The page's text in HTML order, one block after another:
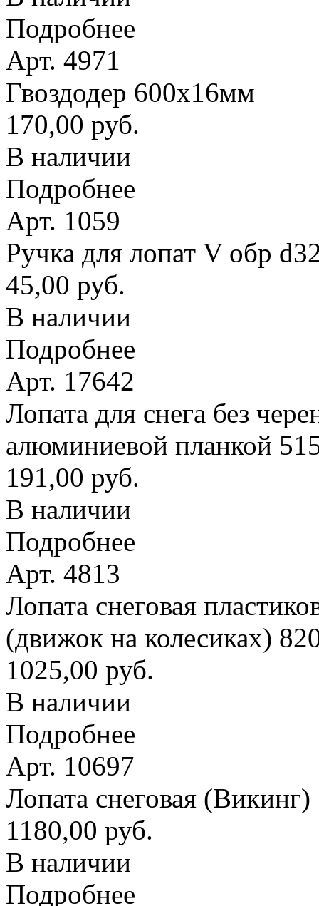
Подробнее
Арт. 4971
Гвоздодер 600х16мм
170,00 руб.
В наличии
Подробнее
Арт. 1059
Ручка для лопат V обр
45,00 руб.
В наличии
Подробнее
Арт. 17642
Лопата для снега без
алюминиевой планкой
191,00 руб.
В наличии
Подробнее
Арт. 4813
Лопата снеговая
(движок на колесиках)
1025,00 руб.
В наличии
Подробнее
Арт. 10697
Лопата снеговая
1180,00 руб.
В наличии
Подробнее